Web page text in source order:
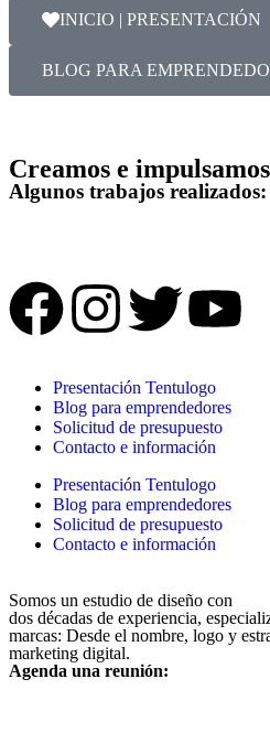
INICIO | PRESENTACIÓN
BLOG PARA
Creamos e
Algunos trabajos realizados:
Presentación Tentulogo
Blog para emprendedores
Solicitud de presupuesto
Contacto e información
Presentación Tentulogo
Blog para emprendedores
Solicitud de presupuesto
Contacto e información
Somos un estudio de diseño con
dos décadas de experiencia,
marcas: Desde el nombre, logo y
marketing digital.
Agenda una reunión: